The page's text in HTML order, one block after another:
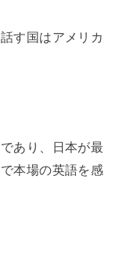
す国はアメリカ
あり、日本が最
本場の英語を感